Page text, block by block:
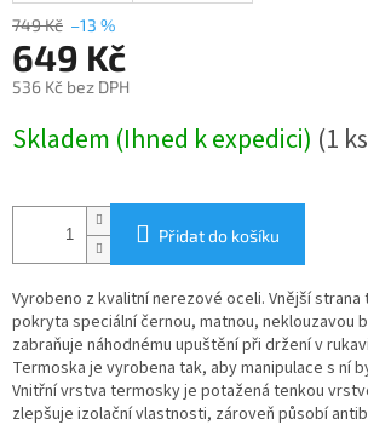
749 Kč –13 %
649 Kč
536 Kč bez DPH
cena:
Skladem (Ihned k expedici) (1
Přidat do košíku
Vyrobeno z kvalitní nerezové oceli. Vnější
pokryta speciální černou, matnou, neklouzavou
zabraňuje náhodnému upuštění při držení v
Termoska je vyrobena tak, aby manipulace s ní
Vnitřní vrstva termosky je potažená tenkou
zlepšuje izolační vlastnosti, zároveň působí